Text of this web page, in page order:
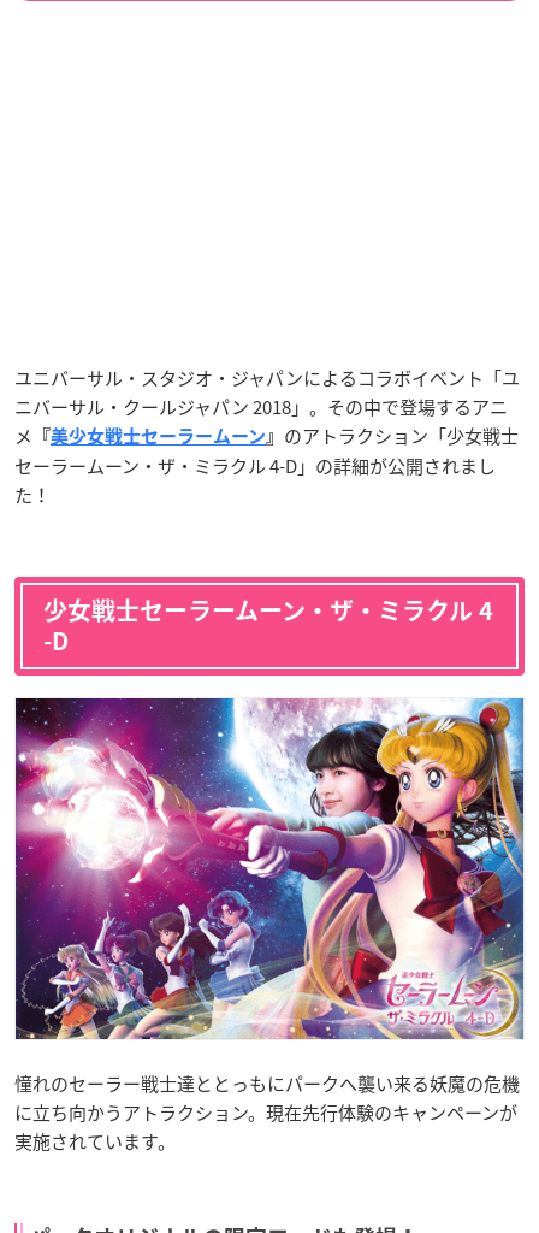
ユニバーサル・スタジオ・ジャパンによるコラボイベント「ユ
ニバーサル・クールジャパン 2018」。その中で登場するアニ
メ
『美少女戦士セーラームーン 』 のアトラクション「少女戦士
セーラームーン・ザ・ミラクル 4-D」の詳細が公開されまし
た！
少女戦士セーラームーン・ザ・ミラクル 4
-D
憧れのセーラー戦士達ととっもにパークへ襲い来る妖魔の危機
に立ち向かうアトラクション。現在先行体験のキャンペーンが
実施されています。